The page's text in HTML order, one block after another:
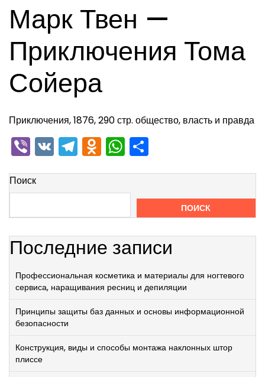
Марк Твен —
Приключения Тома
Сойера
Приключения, 1876, 290 стр. общество, власть и правда
Viber
VKTelegram
Odnoklassniki
WhatsApp
Поиск
ПОИСК
Последние записи
Профессиональная косметика и материалы для ногтевого
сервиса, наращивания ресниц и депиляции
Принципы защиты баз данных и основы информационной
безопасности
Конструкция, виды и способы монтажа наклонных штор
плиссе